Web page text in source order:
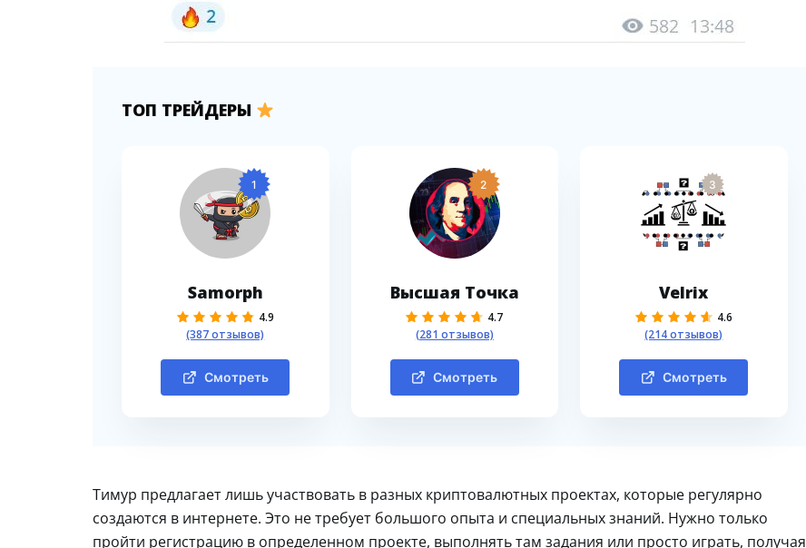
ТОП ТРЕЙДЕРЫ
1
Samorph
4.9
(387 отзывов)
Смотреть
2
Высшая Точка
4.7
(281 отзывов)
Смотреть
3
Velrix
4.6
(214 отзывов)
Смотреть
Тимур предлагает лишь участвовать в разных криптовалютных проектах, которые регулярно
создаются в интернете. Это не требует большого опыта и специальных знаний. Нужно только
пройти регистрацию в определенном проекте, выполнять там задания или просто играть, получая